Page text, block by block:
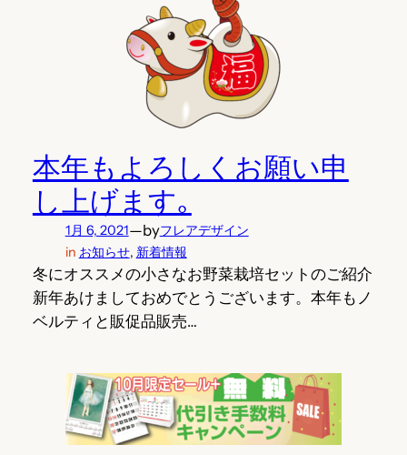
本年もよろしくお願い申
し上げます｡
1月 6, 2021—byフレアデザイン
in お知らせ, 新着情報
冬にオススメの小さなお野菜栽培セットのご紹介
新年あけましておめでとうございます。本年もノ
ベルティと販促品販売…